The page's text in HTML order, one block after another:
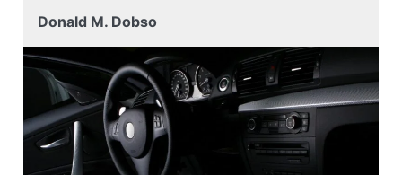
Donald M. Dobso